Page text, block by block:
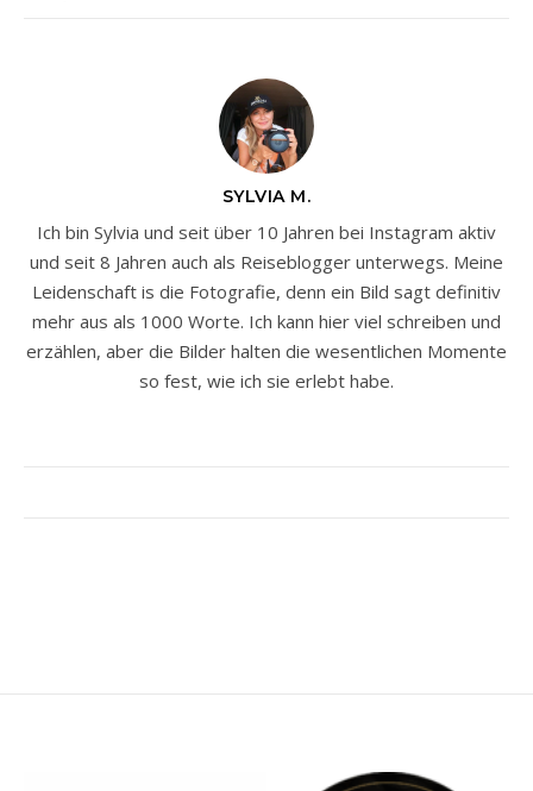
SYLVIA M.
Ich bin Sylvia und seit über 10 Jahren bei Instagram aktiv
und seit 8 Jahren auch als Reiseblogger unterwegs. Meine
Leidenschaft is die Fotografie, denn ein Bild sagt definitiv
mehr aus als 1000 Worte. Ich kann hier viel schreiben und
erzählen, aber die Bilder halten die wesentlichen Momente
so fest, wie ich sie erlebt habe.